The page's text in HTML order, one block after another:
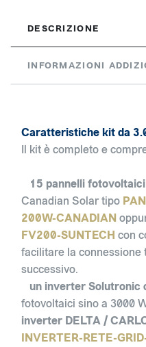
DESCRIZIONE
INFORMAZIONI
Caratteristiche kit da
Il kit è completo e
15 pannelli fotovoltaici
Canadian Solar tipo
200W-CANADIAN
FV200-SUNTECH con
facilitare la connessione
successivo.
un inverter Solutronic
fotovoltaici sino a 3000
inverter DELTA /
INVERTER-RETE-